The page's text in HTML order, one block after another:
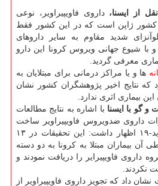
از ایسنا،داروی فاویپیراویر، نوعی
ژاپن است که در این کشور فقط
شدید مقاوم به سایر داروهای
شیوع جهانی ویروس کرونا این دارو
معرفی گردید.
ها و یا مراکز درمانی برای مبتلایان به
نتایج اخیر پژوهشگران کشور نشان
این بیماری اثری ندارد.
گو با ایسنا با اشاره به نتایج مطالعات
داروی ضدویروس فاویپیراویر ساخت
کشور ژاپن در بیماری کووید-۱۹ اظهار داشت: این تحقیقات در ۱۳
آن بیماران مبتلا به کرونا به دو دسته
داروی فاویپیرایر را دریافت نمودند و
نکردند.
نشان داد که تجویز داروی فاویپیراویر از